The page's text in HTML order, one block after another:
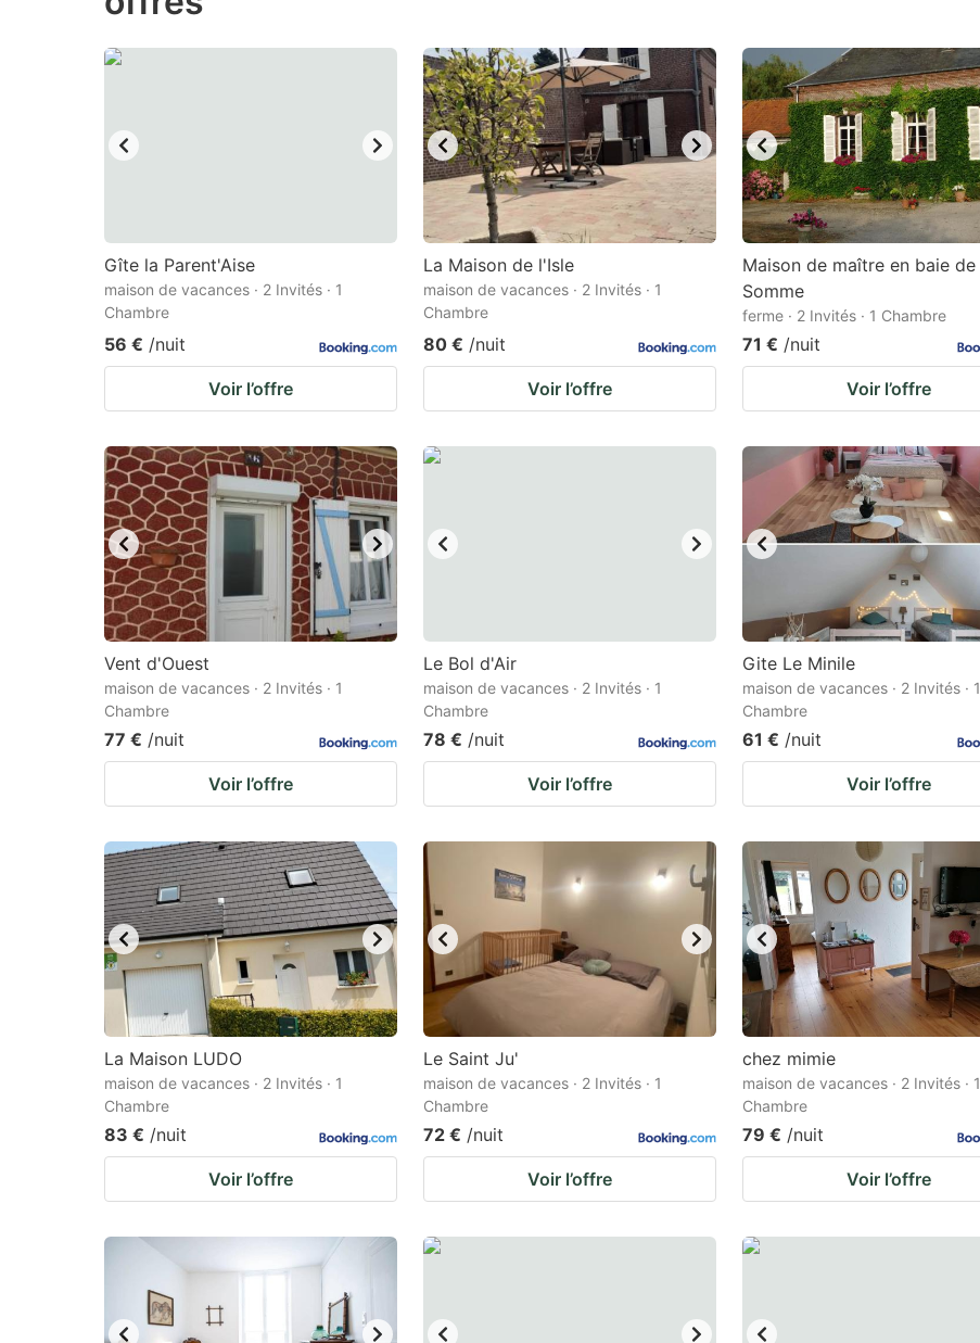
shortcuts
for
changing
dates.
mark
key
to
get
the
keyboard
shortcuts
for
changing
dates.
Gîte la Parent'Aise
maison de vacances · 2 Invités · 1
Chambre
56 € /nuit
Voir l’offre
La Maison de l'Isle
maison de vacances · 2 Invités · 1
Chambre
80 € /nuit
Voir l’offre
Maison de maître en baie de
Somme
ferme · 2 Invités · 1 Chambre
71 € /nuit
Voir l’offre
Vent d'Ouest
maison de vacances · 2 Invités · 1
Chambre
77 € /nuit
Voir l’offre
Le Bol d'Air
maison de vacances · 2 Invités · 1
Chambre
78 € /nuit
Voir l’offre
Gite Le Minile
maison de vacances · 2 Invités · 1
Chambre
61 € /nuit
Voir l’offre
La Maison LUDO
maison de vacances · 2 Invités · 1
Chambre
83 € /nuit
Voir l’offre
Le Saint Ju'
maison de vacances · 2 Invités · 1
Chambre
72 € /nuit
Voir l’offre
chez mimie
maison de vacances · 2 Invités · 1
Chambre
79 € /nuit
Voir l’offre